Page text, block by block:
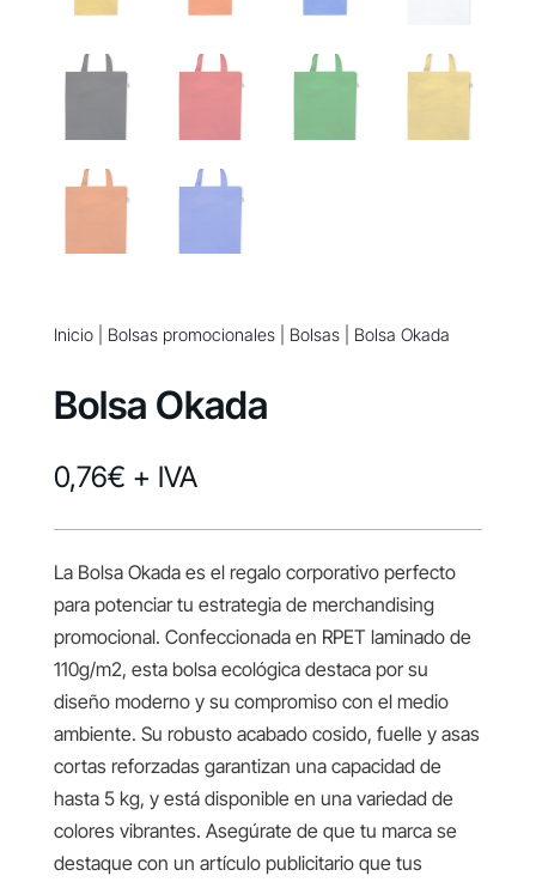
Inicio| Bolsas promocionales| Bolsas| Bolsa Okada
Bolsa Okada
0,76€ + IVA
La Bolsa Okada es el regalo corporativo perfecto
para potenciar tu estrategia de merchandising
promocional. Confeccionada en RPET laminado de
110g/m2, esta bolsa ecológica destaca por su
diseño moderno y su compromiso con el medio
ambiente. Su robusto acabado cosido, fuelle y asas
cortas reforzadas garantizan una capacidad de
hasta 5 kg, y está disponible en una variedad de
colores vibrantes. Asegúrate de que tu marca se
destaque con un artículo publicitario que tus